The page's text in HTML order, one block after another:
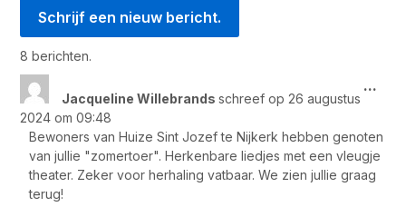
8 berichten.
Jacqueline Willebrandsschreef op 26 augustus
2024 om 09:48
Bewoners van Huize Sint Jozef te Nijkerk hebben genoten
van jullie "zomertoer". Herkenbare liedjes met een vleugje
theater. Zeker voor herhaling vatbaar. We zien jullie graag
terug!
...